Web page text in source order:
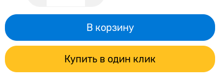
В корзину
Купить в один клик